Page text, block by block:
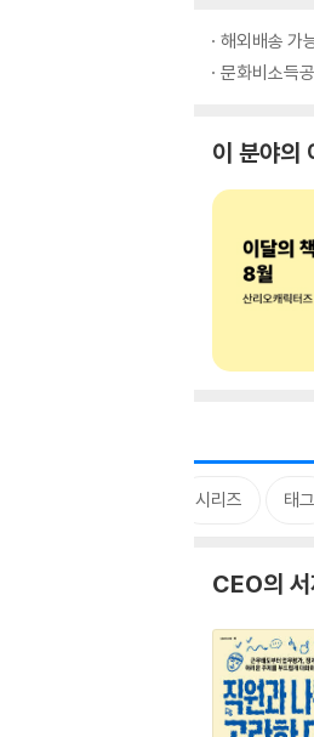
해외배송 가
문화비소득
이 분야의
시리즈 태그
CEO의